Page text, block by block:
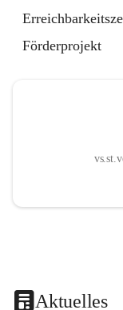
Förderprojekt
Aktuelles